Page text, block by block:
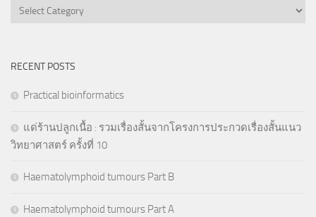
Categories
RECENT POSTS
Practical bioinformatics
แด่ร้านปลูกเนื้อ : รวมเรื่องสั้นจากโครงการประกวดเรื่องสั้นแนว
วิทยาศาสตร์ ครั้งที่ 10
Haematolymphoid tumours Part B
Haematolymphoid tumours Part A